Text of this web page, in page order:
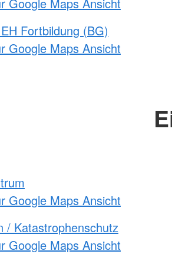
Fortbildung (BG)
Google Maps Ansicht
Google Maps Ansicht
/ Katastrophenschutz
Google Maps Ansicht